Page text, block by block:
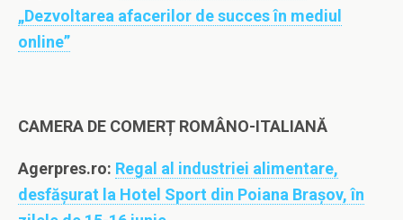
„Dezvoltarea afacerilor de succes în mediul
online”
CAMERA DE COMERȚ ROMÂNO-ITALIANĂ
Agerpres.ro: Regal al industriei alimentare,
desfășurat la Hotel Sport din Poiana Brașov, în